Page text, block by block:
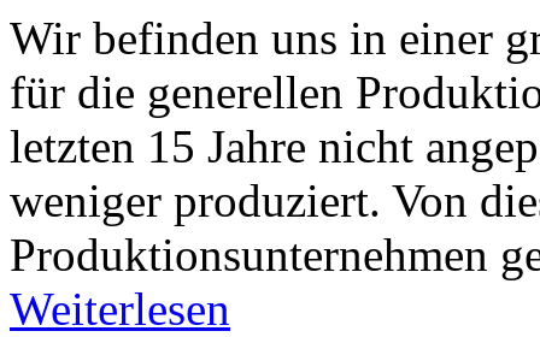
Wir befinden uns in einer
für die generellen
letzten 15 Jahre nicht
weniger produziert. Von
Produktionsunternehmen
Weiterlesen